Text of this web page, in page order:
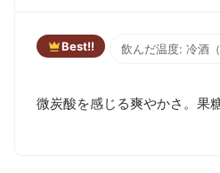
Best!! 飲んだ温度: 冷酒
微炭酸を感じる爽やかさ。果